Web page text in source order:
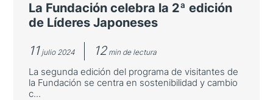
La Fundación celebra la 2ª edición
de Líderes Japoneses
11 julio 2024 12min de lectura
La segunda edición del programa de visitantes de
la Fundación se centra en sostenibilidad y cambio
c...